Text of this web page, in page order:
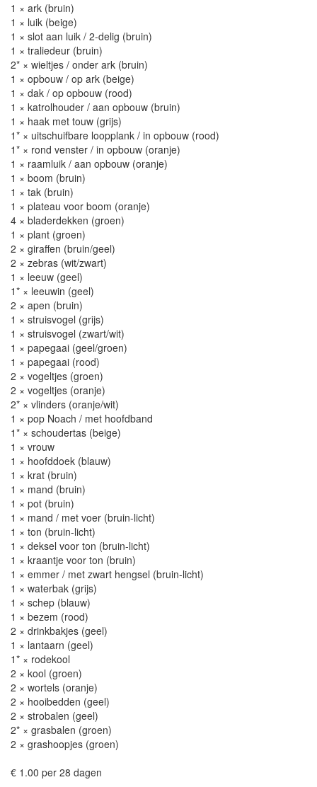
1 × ark (bruin)
1 × luik (beige)
1 × slot aan luik / 2-delig (bruin)
1 × traliedeur (bruin)
2* × wieltjes / onder ark (bruin)
1 × opbouw / op ark (beige)
1 × dak / op opbouw (rood)
1 × katrolhouder / aan opbouw (bruin)
1 × haak met touw (grijs)
1* × uitschuifbare loopplank / in opbouw (rood)
1* × rond venster / in opbouw (oranje)
1 × raamluik / aan opbouw (oranje)
1 × boom (bruin)
1 × tak (bruin)
1 × plateau voor boom (oranje)
4 × bladerdekken (groen)
1 × plant (groen)
2 × giraffen (bruin/geel)
2 × zebras (wit/zwart)
1 × leeuw (geel)
1* × leeuwin (geel)
2 × apen (bruin)
1 × struisvogel (grijs)
1 × struisvogel (zwart/wit)
1 × papegaai (geel/groen)
1 × papegaai (rood)
2 × vogeltjes (groen)
2 × vogeltjes (oranje)
2* × vlinders (oranje/wit)
1 × pop Noach / met hoofdband
1* × schoudertas (beige)
1 × vrouw
1 × hoofddoek (blauw)
1 × krat (bruin)
1 × mand (bruin)
1 × pot (bruin)
1 × mand / met voer (bruin-licht)
1 × ton (bruin-licht)
1 × deksel voor ton (bruin-licht)
1 × kraantje voor ton (bruin)
1 × emmer / met zwart hengsel (bruin-licht)
1 × waterbak (grijs)
1 × schep (blauw)
1 × bezem (rood)
2 × drinkbakjes (geel)
1 × lantaarn (geel)
1* × rodekool
2 × kool (groen)
2 × wortels (oranje)
2 × hooibedden (geel)
2 × strobalen (geel)
2* × grasbalen (groen)
2 × grashoopjes (groen)
€ 1.00 per 28 dagen